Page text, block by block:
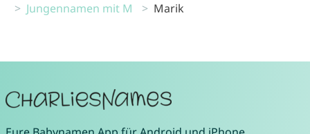
Jungennamen mit M
Marik